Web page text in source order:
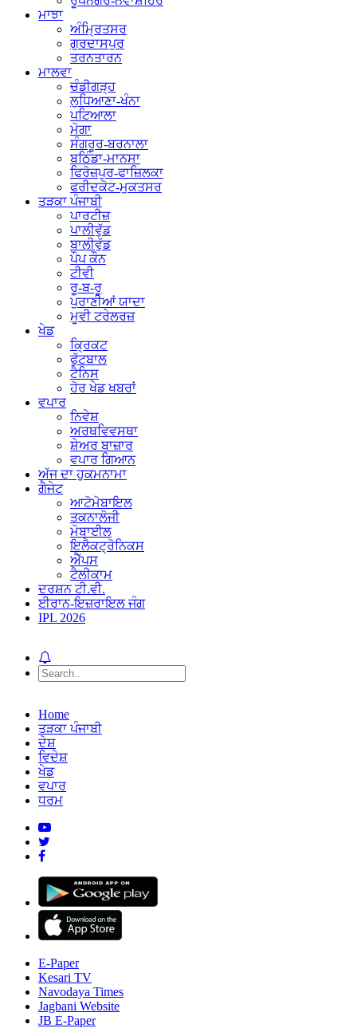
ਮਾਝਾ
ਅੰਮ੍ਰਿਤਸਰ
ਗੁਰਦਾਸਪੁਰ
ਤਰਨਤਾਰਨ
ਮਾਲਵਾ
ਚੰਡੀਗੜ੍ਹ
ਲੁਧਿਆਣਾ-ਖੰਨਾ
ਪਟਿਆਲਾ
ਮੋਗਾ
ਸੰਗਰੂਰ-ਬਰਨਾਲਾ
ਬਠਿੰਡਾ-ਮਾਨਸਾ
ਫਿਰੋਜ਼ਪੁਰ-ਫਾਜ਼ਿਲਕਾ
ਫਰੀਦਕੋਟ-ਮੁਕਤਸਰ
ਤੜਕਾ ਪੰਜਾਬੀ
ਪਾਰਟੀਜ਼
ਪਾਲੀਵੁੱਡ
ਬਾਲੀਵੁੱਡ
ਪੌਪ ਕੌਨ
ਟੀਵੀ
ਰੂ-ਬ-ਰੂ
ਪੁਰਾਣੀਆਂ ਯਾਦਾ
ਮੂਵੀ ਟਰੇਲਰਜ਼
ਖੇਡ
ਕ੍ਰਿਕਟ
ਫੁੱਟਬਾਲ
ਟੈਨਿਸ
ਹੋਰ ਖੇਡ ਖਬਰਾਂ
ਵਪਾਰ
ਨਿਵੇਸ਼
ਅਰਥਵਿਵਸਥਾ
ਸ਼ੇਅਰ ਬਾਜ਼ਾਰ
ਵਪਾਰ ਗਿਆਨ
ਅੱਜ ਦਾ ਹੁਕਮਨਾਮਾ
ਗੈਜੇਟ
ਆਟੋਮੋਬਾਇਲ
ਤਕਨਾਲੋਜੀ
ਮੋਬਾਈਲ
ਇਲੈਕਟ੍ਰੋਨਿਕਸ
ਐੱਪਸ
ਟੈਲੀਕਾਮ
ਦਰਸ਼ਨ ਟੀ.ਵੀ.
ਈਰਾਨ-ਇਜ਼ਰਾਇਲ ਜੰਗ
IPL 2026
Home
ਤੜਕਾ ਪੰਜਾਬੀ
ਦੇਸ਼
ਵਿਦੇਸ਼
ਖੇਡ
ਵਪਾਰ
ਧਰਮ
E-Paper
Kesari TV
Navodaya Times
Jagbani Website
JB E-Paper